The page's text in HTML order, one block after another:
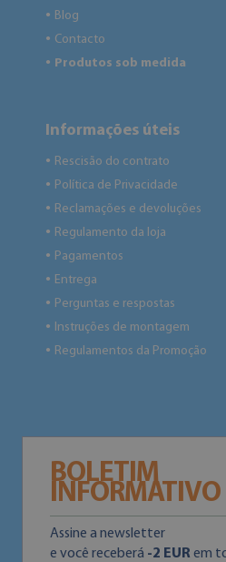
● Blog
● Contacto
● Produtos sob medida
Informações úteis
● Rescisão do contrato
● Política de Privacidade
● Reclamações e devoluções
● Regulamento da loja
● Pagamentos
● Entrega
● Perguntas e respostas
● Instruções de montagem
● Regulamentos da Promoção
BOLETIM
INFORMATIVO
Assine a newsletter
e você receberá -2 EUR em